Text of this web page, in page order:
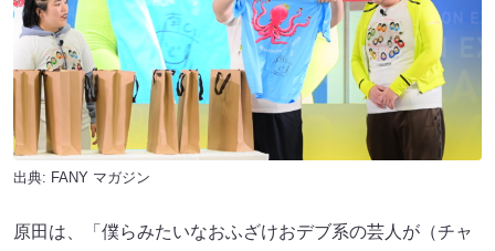
出典: FANY マガジン
原田は、「僕らみたいなおふざけおデブ系の芸人が（チャ